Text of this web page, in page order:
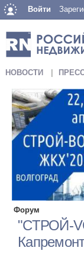
Войти
НОВОСТИ
Форум
"СТРОЙ-